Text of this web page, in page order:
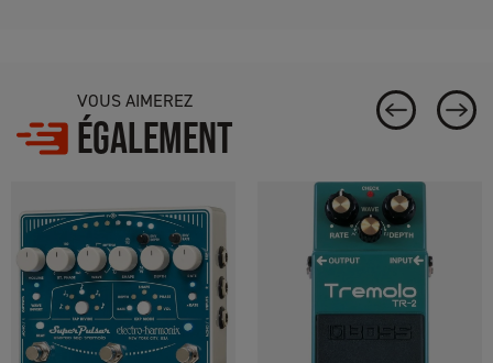
VOUS AIMEREZ
ÉGALEMENT